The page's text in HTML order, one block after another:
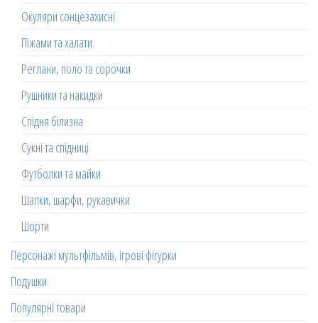
Окуляри сонцезахисні
Піжами та халати
Реглани, поло та сорочки
Рушники та накидки
Спідня білизна
Сукні та спідниці
Футболки та майки
Шапки, шарфи, рукавички
Шорти
Персонажі мультфільмів, ігрові фігурки
Подушки
Популярні товари